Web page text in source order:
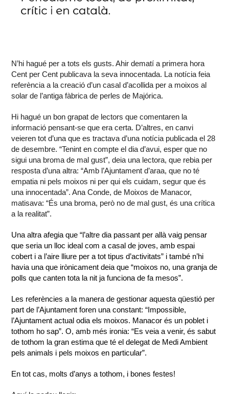
N’hi hagué per a tots els gusts. Ahir dematí a primera hora
Cent per Cent publicava la seva innocentada. La notícia feia
referència a la creació d’un casal d’acollida per a moixos al
solar de l’antiga fàbrica de perles de Majórica.
Hi hagué un bon grapat de lectors que comentaren la
informació pensant-se que era certa. D’altres, en canvi
veieren tot d’una que es tractava d’una notícia publicada el 28
de desembre. “Tenint en compte el dia d’avui, esper que no
sigui una broma de mal gust”, deia una lectora, que rebia per
resposta d’una altra: “Amb l’Ajuntament d’araa, que no té
empatia ni pels moixos ni per qui els cuidam, segur que és
una innocentada”. Ana Conde, de Moixos de Manacor,
matisava: “És una broma, però no de mal gust, és una crítica
a la realitat”.
Una altra afegia que “l’altre dia passant per allà vaig pensar
que seria un lloc ideal com a casal de joves, amb espai
cobert i a l’aire lliure per a tot tipus d’activitats” i també n’hi
havia una que irònicament deia que “moixos no, una granja de
polls que canten tota la nit ja funciona de fa mesos”.
Les referències a la manera de gestionar aquesta qüestió per
part de l’Ajuntament foren una constant: “Impossible,
l’Ajuntament actual odia els moixos. Manacor és un poblet i
tothom ho sap”. O, amb més ironia: “Es veia a venir, és sabut
de tothom la gran estima que té el delegat de Medi Ambient
pels animals i pels moixos en particular”.
En tot cas, molts d’anys a tothom, i bones festes!